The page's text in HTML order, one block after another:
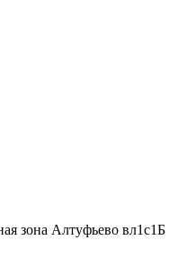
зона Алтуфьево вл1с1Б